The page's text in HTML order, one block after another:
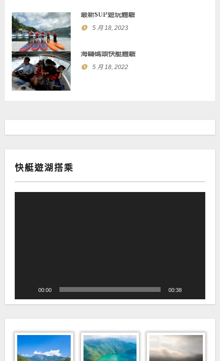
最新SUP遊玩體驗
5 月 18, 2023
海鷗碼頭快艇體驗
5 月 18, 2022
快艇遊湖搭乘
00:00 00:38